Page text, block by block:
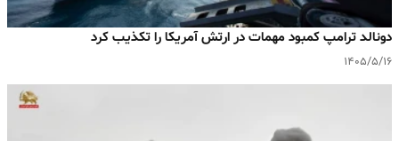
دونالد ترامپ کمبود مهمات در ارتش آمریکا را تکذیب کرد
۱۴۰۵/۵/۱۶